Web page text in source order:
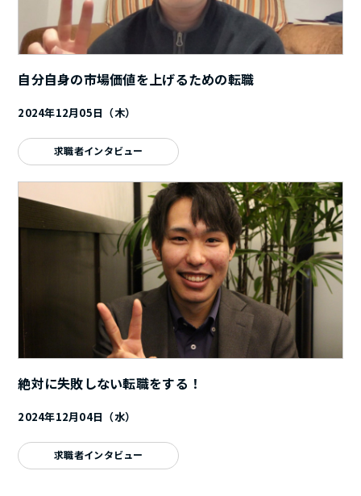
自分自身の市場価値を上げるための転職
2024年12月05日（木）
求職者インタビュー
絶対に失敗しない転職をする！
2024年12月04日（水）
求職者インタビュー